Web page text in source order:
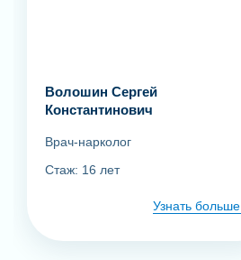
Волошин Сергей
Константинович
Врач-нарколог
Стаж: 16 лет
Узнать больше